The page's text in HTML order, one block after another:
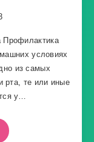
Профилактика
условиях
из самых
рта, те или иные
у…